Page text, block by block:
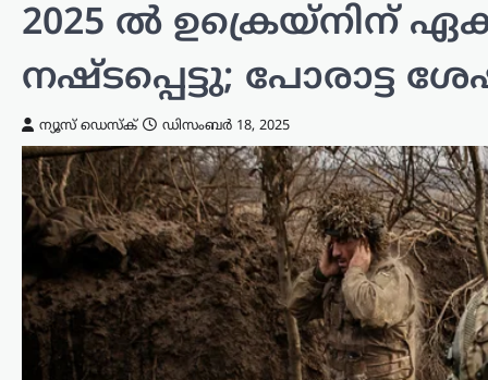
2025 ൽ ഉക്രെയ്നിന്
നഷ്ടപ്പെട്ടു; പോരാട്ട
ന്യൂസ് ഡെസ്ക് ഡിസംബർ 18, 2025